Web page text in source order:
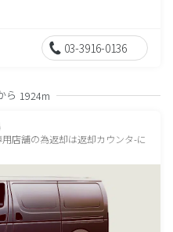
03-3916-0136
ら 1924m
店舗の為返却は返却カウンタ-に